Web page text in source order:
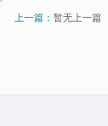
上一篇： 暂无上一篇